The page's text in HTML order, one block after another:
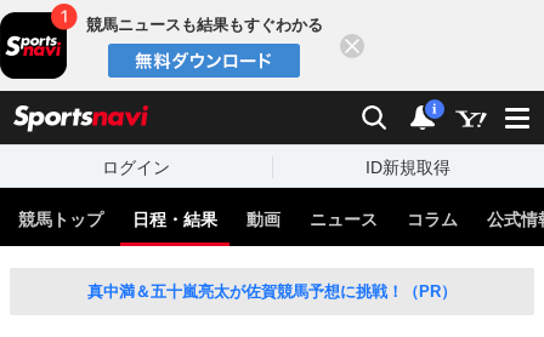
競馬ニュースも結果もすぐわかる
検索 通知
i
ログイン ID新規取得
競馬トップ 日程・結果 動画 ニュース コラム 公式情
真中満＆五十嵐亮太が佐賀競馬予想に挑戦！（PR）